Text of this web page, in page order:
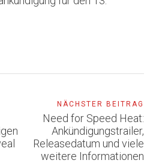
NÄCHSTER BEITRAG
Need for Speed Heat:
Ankündigungstrailer,
Releasedatum und viele
weitere Informationen